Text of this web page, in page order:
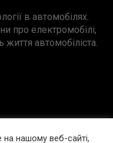
в автомобілях.
про електромобілі,
автомобіліста.
нашому веб-сайті,